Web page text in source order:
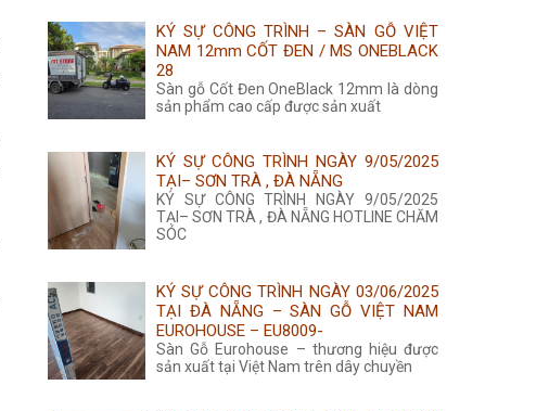
KÝ SỰ CÔNG TRÌNH – SÀN GỖ VIỆT
NAM 12mm CỐT ĐEN / MS ONEBLACK
28
Sàn gỗ Cốt Đen OneBlack 12mm là dòng
sản phẩm cao cấp được sản xuất
KÝ SỰ CÔNG TRÌNH NGÀY 9/05/2025
TẠI– SƠN TRÀ , ĐÀ NẴNG
KÝ SỰ CÔNG TRÌNH NGÀY 9/05/2025
TẠI– SƠN TRÀ , ĐÀ NẴNG HOTLINE CHĂM
SÓC
KÝ SỰ CÔNG TRÌNH NGÀY 03/06/2025
TẠI ĐÀ NẴNG – SÀN GỖ VIỆT NAM
EUROHOUSE – EU8009-
Sàn Gỗ Eurohouse – thương hiệu được
sản xuất tại Việt Nam trên dây chuyền